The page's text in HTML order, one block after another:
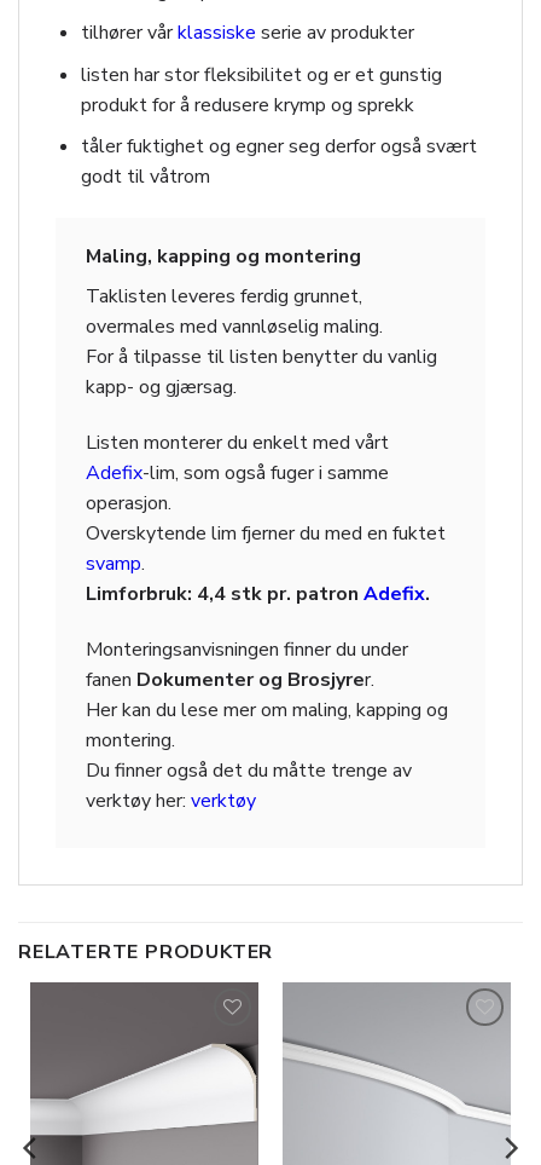
tilhører vårklassiske serie av produkter
listen har stor fleksibilitet og er et gunstig
produkt for å redusere krymp og sprekk
tåler fuktighet og egner seg derfor også svært
godt til våtrom
Maling, kapping og montering
Taklisten leveres ferdig grunnet,
overmales med vannløselig maling.
For å tilpasse til listen benytter du vanlig
kapp- og gjærsag.
Listen monterer du enkelt med vårt
Adefix-lim, som også fuger i samme
operasjon.
Overskytende lim fjerner du med en fuktet
svamp.
Limforbruk: 4,4 stk pr. patron Adefix.
Monteringsanvisningen finner du under
fanen Dokumenter og Brosjyrer.
Her kan du lese mer om maling, kapping og
montering.
Du finner også det du måtte trenge av
verktøy her: verktøy
RELATERTE PRODUKTER
Legg til
ønskeliste